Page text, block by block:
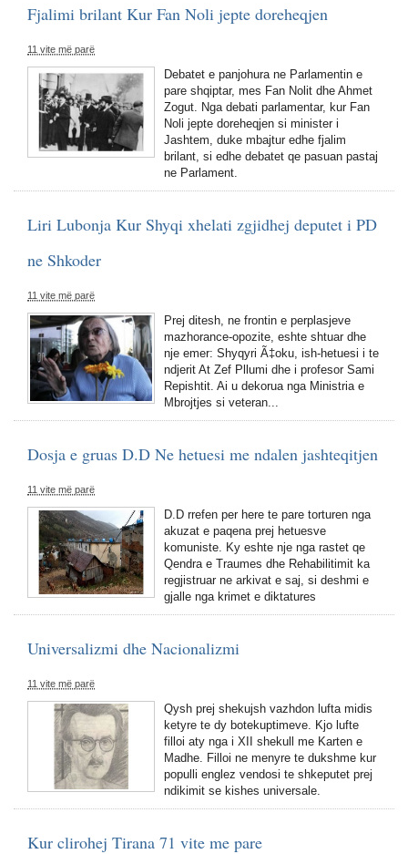
Fjalimi brilant Kur Fan Noli jepte doreheqjen
11 vite më parë
Debatet e panjohura ne Parlamentin e
pare shqiptar, mes Fan Nolit dhe Ahmet
Zogut. Nga debati parlamentar, kur Fan
Noli jepte doreheqjen si minister i
Jashtem, duke mbajtur edhe fjalim
brilant, si edhe debatet qe pasuan pastaj
ne Parlament.
Liri Lubonja Kur Shyqi xhelati zgjidhej deputet i PD
ne Shkoder
11 vite më parë
Prej ditesh, ne frontin e perplasjeve
mazhorance-opozite, eshte shtuar dhe
nje emer: Shyqyri Ã‡oku, ish-hetuesi i te
ndjerit At Zef Pllumi dhe i profesor Sami
Repishtit. Ai u dekorua nga Ministria e
Mbrojtjes si veteran...
Dosja e gruas D.D Ne hetuesi me ndalen jashteqitjen
11 vite më parë
D.D rrefen per here te pare torturen nga
akuzat e paqena prej hetuesve
komuniste. Ky eshte nje nga rastet qe
Qendra e Traumes dhe Rehabilitimit ka
regjistruar ne arkivat e saj, si deshmi e
gjalle nga krimet e diktatures
Universalizmi dhe Nacionalizmi
11 vite më parë
Qysh prej shekujsh vazhdon lufta midis
ketyre te dy botekuptimeve. Kjo lufte
filloi aty nga i XII shekull me Karten e
Madhe. Filloi ne menyre te dukshme kur
populli englez vendosi te shkeputet prej
ndikimit se kishes universale.
Kur clirohej Tirana 71 vite me pare